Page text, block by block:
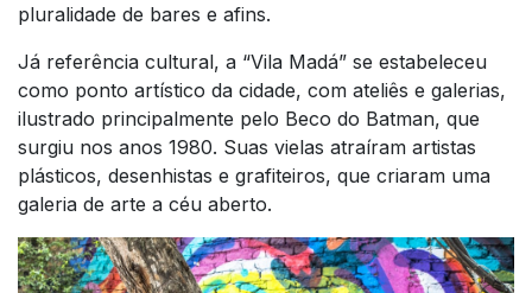
pluralidade de bares e afins.
Já referência cultural, a “Vila Madá” se estabeleceu
como ponto artístico da cidade, com ateliês e galerias,
ilustrado principalmente pelo Beco do Batman, que
surgiu nos anos 1980. Suas vielas atraíram artistas
plásticos, desenhistas e grafiteiros, que criaram uma
galeria de arte a céu aberto.